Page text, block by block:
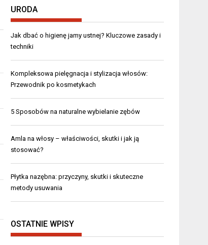
URODA
Jak dbać o higienę jamy ustnej? Kluczowe zasady i
techniki
Kompleksowa pielęgnacja i stylizacja włosów:
Przewodnik po kosmetykach
5 Sposobów na naturalne wybielanie zębów
Amla na włosy – właściwości, skutki i jak ją
stosować?
Płytka nazębna: przyczyny, skutki i skuteczne
metody usuwania
OSTATNIE WPISY